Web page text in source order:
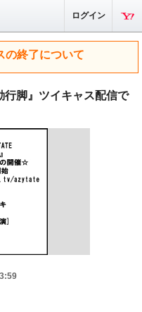
ログイン
の終了について
脚』ツイキャス配信で